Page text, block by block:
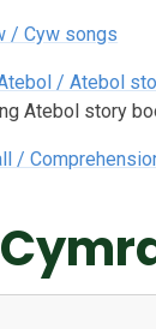
/ Cyw songs
/ Atebol
Atebol story
/